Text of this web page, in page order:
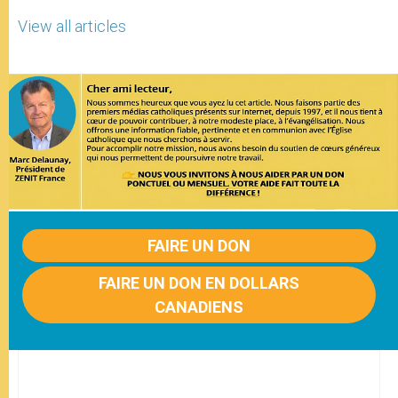
View all articles
FAIRE UN DON
FAIRE UN DON EN DOLLARS
CANADIENS